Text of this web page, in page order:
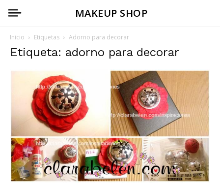
MAKEUP SHOP
Inicio Etiquetas Adorno para decorar
Etiqueta: adorno para decorar